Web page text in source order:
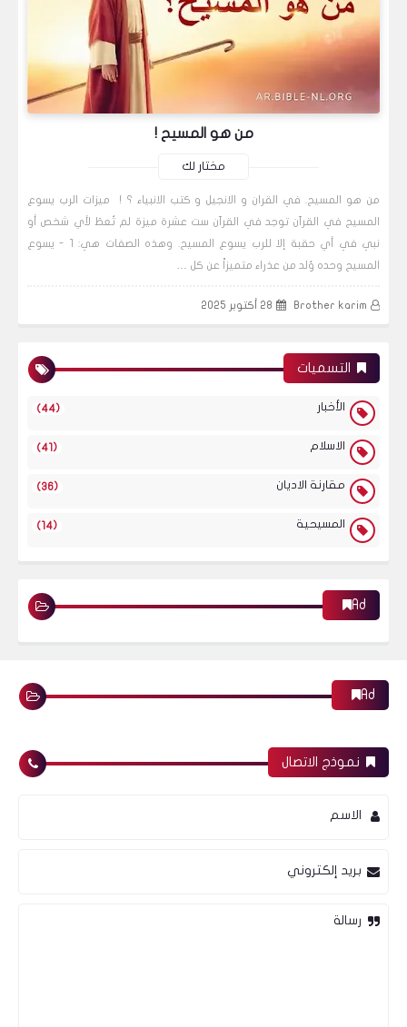
من هو المسيح !
مختار لك
من هو المسيح. في القران و الانجيل و كتب الانبياء ؟ ! ميزات الرب يسوع
المسيح في القرآن توجد في القرآن ست عشرة ميزة لم تُعطَ لأي شخص أو
نبي في أي حقبة إلا للرب يسوع المسيح. وهذه الصفات هي: 1 - يسوع
المسيح وحده وُلد من عذراء متميزاً عن كل …
Brother karim 28 أكتوبر 2025
التسميات
الأخبار (44)
الاسلام (41)
مقارنة الاديان (36)
المسيحية (14)
Ad
Ad
نموذج الاتصال
الاسم
بريد إلكتروني
رسالة